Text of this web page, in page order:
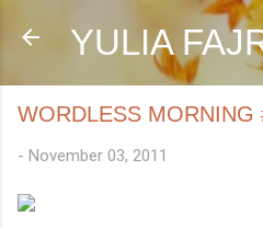
Skip to
YULIA
WORDLESS MORNING
- November 03, 2011